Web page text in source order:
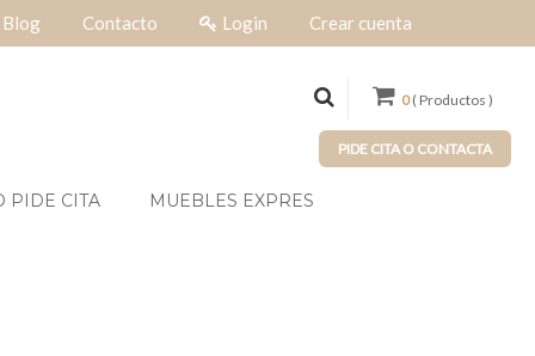
Blog Contacto Login Crear cuenta
0( Productos )
PIDE CITA O CONTACTA
PIDE CITA MUEBLES EXPRES